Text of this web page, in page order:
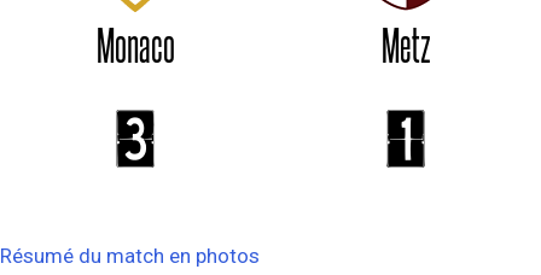
Monaco Metz
3 1
Résumé du match en photos